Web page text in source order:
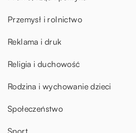
Przemysł i rolnictwo
Reklama i druk
Religia i duchowość
Rodzina i wychowanie dzieci
Społeczeństwo
Sport